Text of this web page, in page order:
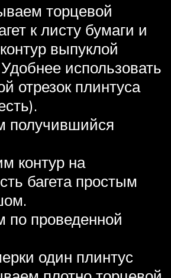
торцевой
к листу бумаги и
выпуклой
использовать
отрезок плинтуса
получившийся
контур на
багета простым
по проведенной
один плинтус